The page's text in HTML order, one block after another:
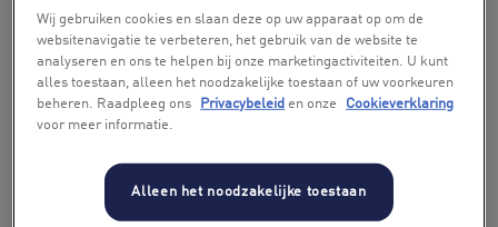
Wij gebruiken cookies en slaan deze op uw apparaat op om de
websitenavigatie te verbeteren, het gebruik van de website te
analyseren en ons te helpen bij onze marketingactiviteiten. U kunt
alles toestaan, alleen het noodzakelijke toestaan of uw voorkeuren
beheren. Raadpleeg ons
Privacybeleid en onze
Cookieverklaring
voor meer informatie.
Alleen het noodzakelijke toestaan